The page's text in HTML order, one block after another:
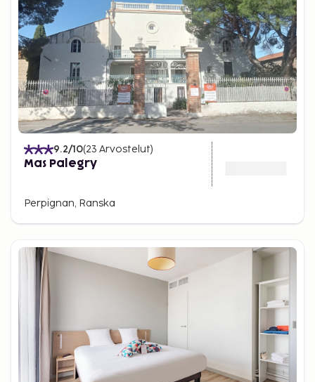
9.2/10(23 Arvostelut)
Mas Palegry
Perpignan, Ranska